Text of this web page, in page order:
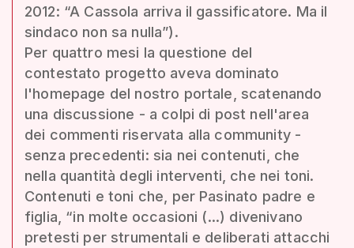
2012: “A Cassola arriva il gassificatore. Ma il
sindaco non sa nulla”).
Per quattro mesi la questione del
contestato progetto aveva dominato
l'homepage del nostro portale, scatenando
una discussione - a colpi di post nell'area
dei commenti riservata alla community -
senza precedenti: sia nei contenuti, che
nella quantità degli interventi, che nei toni.
Contenuti e toni che, per Pasinato padre e
figlia, “in molte occasioni (...) divenivano
pretesti per strumentali e deliberati attacchi